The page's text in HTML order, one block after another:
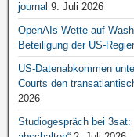
journal 9. Juli 2026
OpenAIs Wette auf
Beteiligung der US-
US-Datenabkommen
Courts den
2026
Studiogespräch bei 3sat: